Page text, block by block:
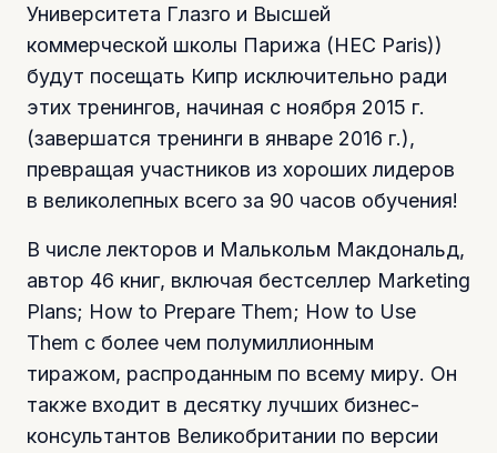
Университета Глазго и Высшей
коммерческой школы Парижа (HEC Paris))
будут посещать Кипр исключительно ради
этих тренингов, начиная с ноября 2015 г.
(завершатся тренинги в январе 2016 г.),
превращая участников из хороших лидеров
в великолепных всего за 90 часов обучения!
В числе лекторов и Малькольм Макдональд,
автор 46 книг, включая бестселлер Marketing
Plans; How to Prepare Them; How to Use
Them с более чем полумиллионным
тиражом, распроданным по всему миру. Он
также входит в десятку лучших бизнес-
консультантов Великобритании по версии